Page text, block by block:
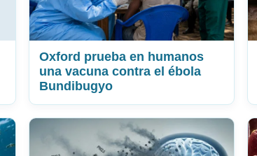
Oxford prueba en humanos
una vacuna contra el ébola
Bundibugyo